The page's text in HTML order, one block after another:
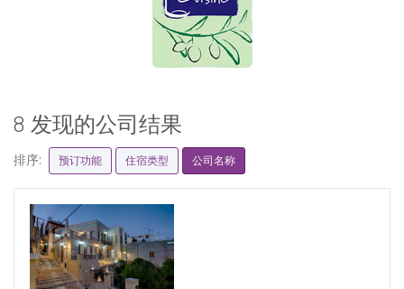
8 发现的公司结果
排序: 预订功能 住宿类型 公司名称